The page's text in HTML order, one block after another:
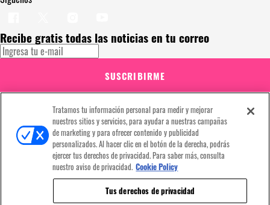
Recibe gratis todas las noticias en tu correo
SUSCRIBIRME
Condiciones de servicio. Suscribirse implica aceptar los
términos y condiciones
¡Muchas gracias!Ya estás suscrito a nuestro newsletter
Recibe gratis todas las noticias en tu correo
Tratamos tu información personal para medir y mejorar
nuestros sitios y servicios, para ayudar a nuestras campañas
de marketing y para ofrecer contenido y publicidad
personalizados. Al hacer clic en el botón de la derecha, podrás
ejercer tus derechos de privacidad. Para saber más, consulta
nuestro aviso de privacidad. Cookie Policy
Tus derechos de privacidad